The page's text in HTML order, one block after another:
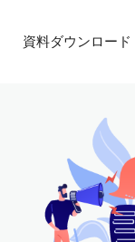
資料ダウンロード